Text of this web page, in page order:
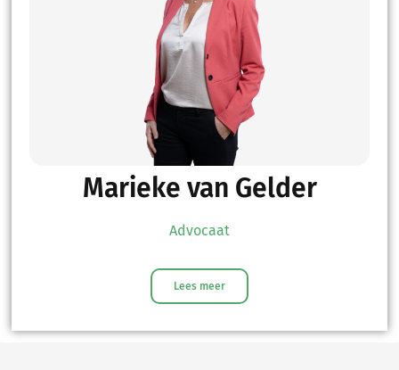
Marieke van Gelder
Advocaat
Lees meer